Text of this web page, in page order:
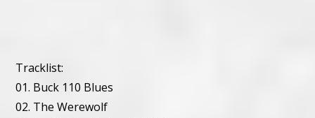
Tracklist:
01. Buck 110 Blues
02. The Werewolf